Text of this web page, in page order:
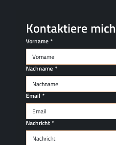
Kontaktiere mich
Vorname *
Nachname *
Email *
Nachricht *